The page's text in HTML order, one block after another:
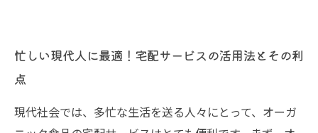
忙しい現代人に最適！宅配サービスの活用法とその利
点
現代社会では、多忙な生活を送る人々にとって、オーガ